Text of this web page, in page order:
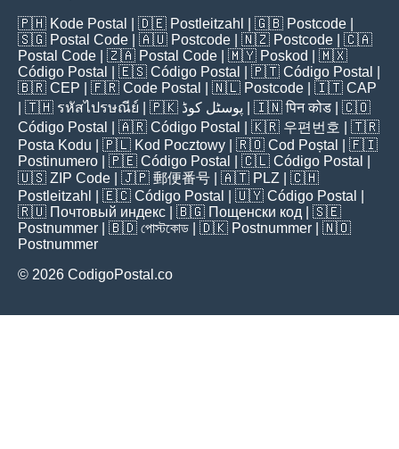
🇵🇭 Kode Postal | 🇩🇪 Postleitzahl | 🇬🇧 Postcode
🇸🇬 Postal Code | 🇦🇺 Postcode | 🇳🇿 Postcode | 🇨🇦
Postal Code | 🇿🇦 Postal Code | 🇲🇾 Poskod
| 🇲🇽
Código Postal
| 🇪🇸 Código Postal | 🇵🇹 Código Postal
🇧🇷 CEP | 🇫🇷 Code Postal | 🇳🇱 Postcode | 🇮🇹 CAP
| 🇹🇭 รหัสไปรษณีย์ | 🇵🇰 پوسٹل کوڈ | 🇮🇳पिन कोड | 🇨🇴
Código Postal
| 🇦🇷 Código Postal | 🇰🇷 우편번호
| 🇹🇷
Posta Kodu | 🇵🇱 Kod Pocztowy | 🇷🇴 Cod Poștal
| 🇫🇮
Postinumero | 🇵🇪 Código Postal | 🇨🇱 Código Postal
🇺🇸 ZIP Code | 🇯🇵 郵便番号 | 🇦🇹 PLZ | 🇨🇭
Postleitzahl
| 🇪🇨 Código Postal | 🇺🇾 Código Postal
🇷🇺 Почтовый индекс | 🇧🇬 Пощенски код | 🇸🇪
Postnummer | 🇧🇩 পোস্টকোড | 🇩🇰 Postnummer | 🇳🇴
Postnummer
© 2026 CodigoPostal.co